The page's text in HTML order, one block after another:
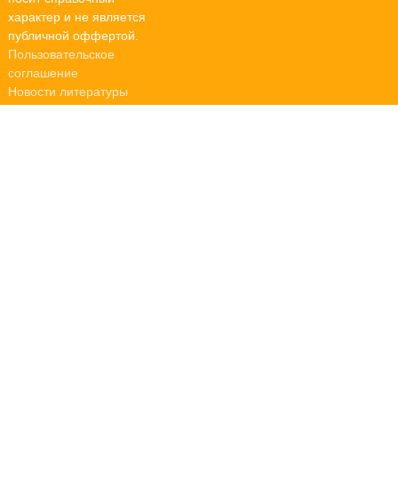
характер и не является
публичной оффертой.
Пользовательское
соглашение
Новости литературы